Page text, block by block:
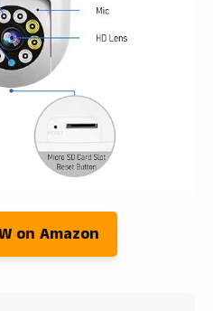
on Amazon